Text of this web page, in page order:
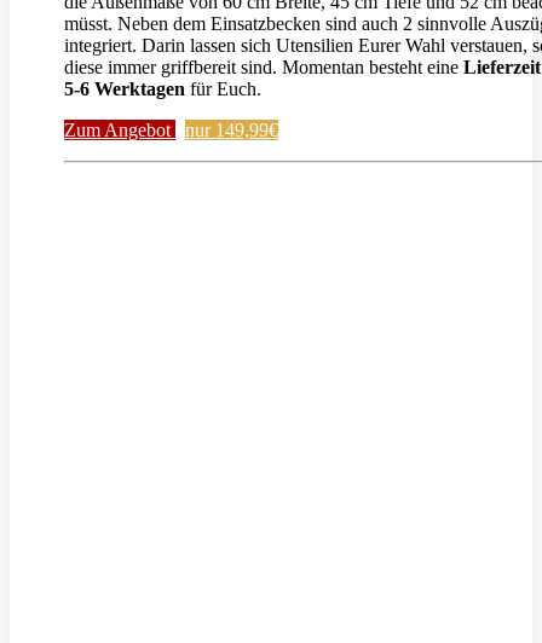
müsst. Neben dem Einsatzbecken sind auch 2 sinnvolle
integriert. Darin lassen sich Utensilien Eurer Wahl verstauen,
diese immer griffbereit sind. Momentan besteht eine
5-6 Werktagen für Euch.
Zum Angebot
nur 149,99€